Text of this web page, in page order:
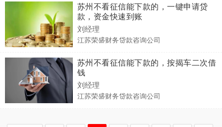
苏州不看征信能下款的，一键申请贷
款，资金快速到账
刘经理
江苏荣盛财务贷款咨询公司
苏州不看征信能下款的，按揭车二次借
钱
刘经理
江苏荣盛财务贷款咨询公司